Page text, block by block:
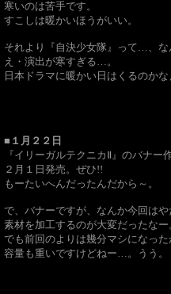
寒いのは苦手です。
すこしは暖かいほうがいい。
それより『自決少女隊』って…、
え・演出が寒すぎる…。
日本ドラマに暖かい日はくるのかな
■１月２２日
『イリーガルテクニカⅡ』のバナー
２月１日発売。ぜひ!!
もーたいへんだったんだから～。
で、バナーですが、なんか今回は
素材を加工するのが大変だったな
でも前回のよりは幾分マシになった
容量も重いですけどねー…。うう。